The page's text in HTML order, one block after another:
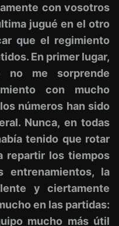
con vosotros
jugué en el otro
que el regimiento
En primer lugar,
no me sorprende
con mucho
números han sido
Nunca, en todas
tenido que rotar
repartir los tiempos
entrenamientos, la
y ciertamente
en las partidas:
mucho más útil